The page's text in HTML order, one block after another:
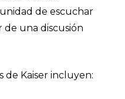
de escuchar
de una discusión
de Kaiser incluyen: